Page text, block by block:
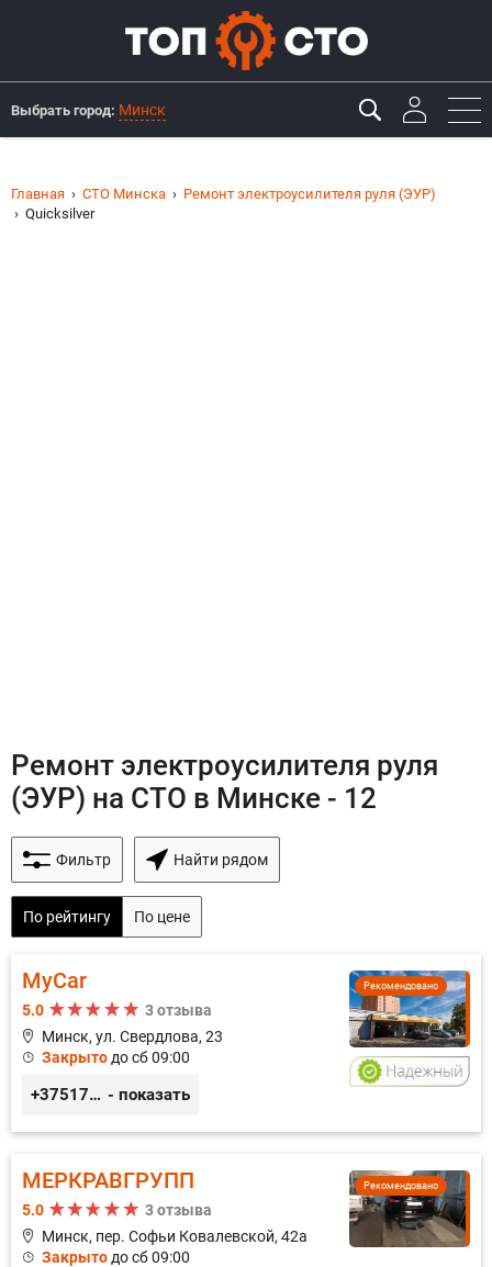
Выбрать город: Минск
Главная СТО Минска
Ремонт электроусилителя руля (ЭУР)
Quicksilver
Ремонт электроусилителя руля
(ЭУР) на СТО в Минске - 12
Фильтр Найти рядом
По рейтингу По цене
Рекомендовано
MyCar
5.0
3 отзыва
Минск, ул. Свердлова, 23
Закрыто до сб 09:00
+375173212443 - показать
Рекомендовано
МЕРКРАВГРУПП
5.0
3 отзыва
Минск, пер. Софьи Ковалевской, 42а
Закрыто до сб 09:00